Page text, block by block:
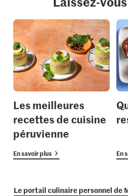
Les meilleures
recettes de cuisine
péruvienne
En savoir plus En
Le portail culinaire personnel de